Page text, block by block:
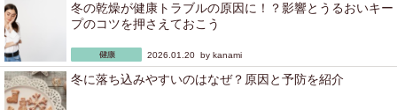
冬の乾燥が健康トラブルの原因に！？影響とうるおいキー
プのコツを押さえておこう
2026.01.20 by kanami
冬に落ち込みやすいのはなぜ？原因と予防を紹介